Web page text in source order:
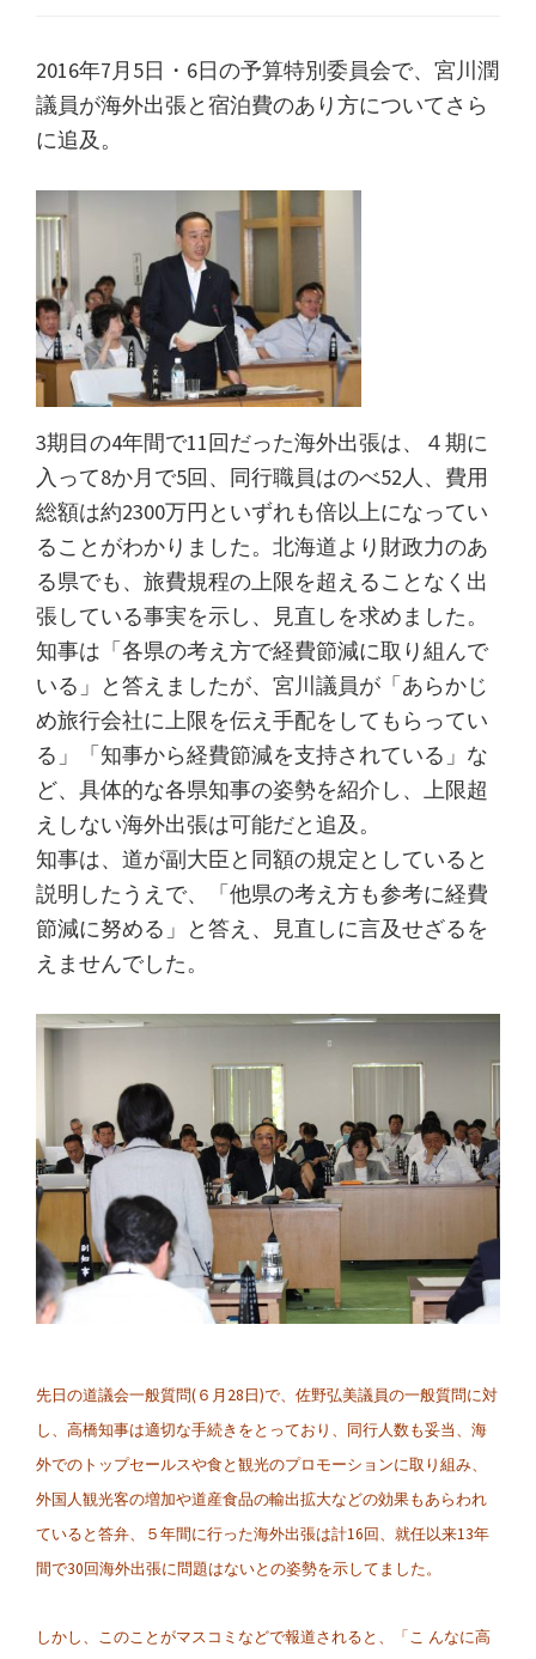
2016年7月5日・6日の予算特別委員会で、宮川潤
議員が海外出張と宿泊費のあり方についてさら
に追及。
3期目の4年間で11回だった海外出張は、４期に
入って8か月で5回、同行職員はのべ52人、費用
総額は約2300万円といずれも倍以上になってい
ることがわかりました。北海道より財政力のあ
る県でも、旅費規程の上限を超えることなく出
張している事実を示し、見直しを求めました。
知事は「各県の考え方で経費節減に取り組んで
いる」と答えましたが、宮川議員が「あらかじ
め旅行会社に上限を伝え手配をしてもらってい
る」「知事から経費節減を支持されている」な
ど、具体的な各県知事の姿勢を紹介し、上限超
えしない海外出張は可能だと追及。
知事は、道が副大臣と同額の規定としていると
説明したうえで、「他県の考え方も参考に経費
節減に努める」と答え、見直しに言及せざるを
えませんでした。
先日の道議会一般質問(６月28日)で、佐野弘美議員の一般質問に対
し、高橋知事は適切な手続きをとっており、同行人数も妥当、海
外でのトップセールスや食と観光のプロモーションに取り組み、
外国人観光客の増加や道産食品の輸出拡大などの効果もあらわれ
ていると答弁、５年間に行った海外出張は計16回、就任以来13年
間で30回海外出張に問題はないとの姿勢を示してました。
しかし、このことがマスコミなどで報道されると、「こ んなに高